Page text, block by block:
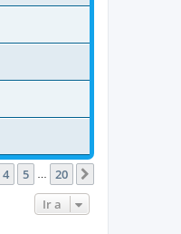
204 5 20
Ir a